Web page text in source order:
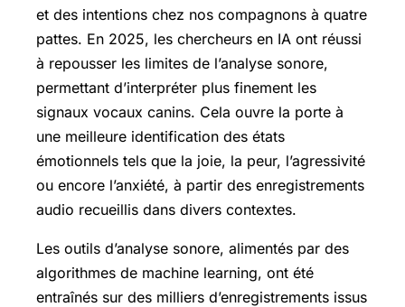
et des intentions chez nos compagnons à quatre
pattes. En 2025, les chercheurs en IA ont réussi
à repousser les limites de l’analyse sonore,
permettant d’interpréter plus finement les
signaux vocaux canins. Cela ouvre la porte à
une meilleure identification des états
émotionnels tels que la joie, la peur, l’agressivité
ou encore l’anxiété, à partir des enregistrements
audio recueillis dans divers contextes.
Les outils d’analyse sonore, alimentés par des
algorithmes de machine learning, ont été
entraînés sur des milliers d’enregistrements issus